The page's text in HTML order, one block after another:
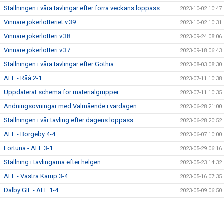
Ställningen i våra tävlingar efter förra veckans löppass 2023-10-02 10:47
Vinnare jokerlotteriet v.39 2023-10-02 10:31
Vinnare jokerlotteri v.38 2023-09-24 08:06
Vinnare jokerlotteri v.37 2023-09-18 06:43
Ställningen i våra tävlingar efter Gothia 2023-08-03 08:30
ÄFF - Råå 2-1 2023-07-11 10:38
Uppdaterat schema för materialgrupper 2023-07-11 10:35
Andningsövningar med Välmående i vardagen 2023-06-28 21:00
Ställningen i vår tävling efter dagens löppass 2023-06-28 20:52
ÄFF - Borgeby 4-4 2023-06-07 10:00
Fortuna - ÄFF 3-1 2023-05-29 06:16
Ställning i tävlingarna efter helgen 2023-05-23 14:32
ÄFF - Västra Karup 3-4 2023-05-16 07:35
Dalby GIF - ÄFF 1-4 2023-05-09 06:50